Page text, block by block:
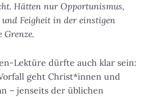
Hätten nur Opportunismus,
Feigheit in der einstigen
Grenze.
Lektüre dürfte auch klar sein:
geht Christ*innen und
– jenseits der üblichen